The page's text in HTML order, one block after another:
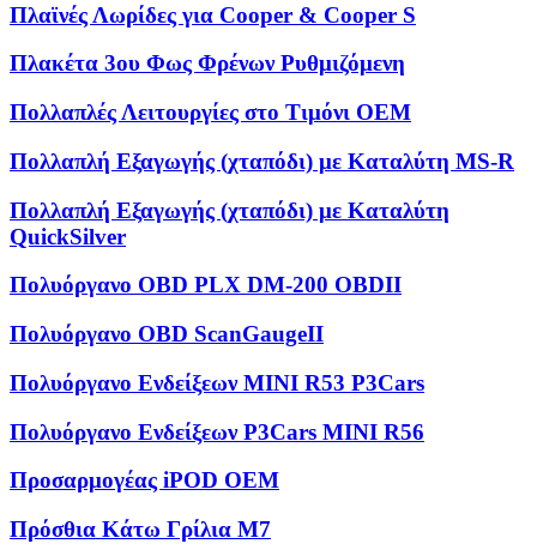
Πλαϊνές Λωρίδες για Cooper & Cooper S
Πλακέτα 3ου Φως Φρένων Ρυθμιζόμενη
Πολλαπλές Λειτουργίες στο Τιμόνι OEM
Πολλαπλή Εξαγωγής (χταπόδι) με Καταλύτη MS-R
Πολλαπλή Εξαγωγής (χταπόδι) με Καταλύτη
QuickSilver
Πολυόργανο OBD PLX DM-200 OBDII
Πολυόργανο OBD ScanGaugeII
Πολυόργανο Ενδείξεων MINI R53 P3Cars
Πολυόργανο Ενδείξεων P3Cars MINI R56
Προσαρμογέας iPOD OEM
Πρόσθια Κάτω Γρίλια M7